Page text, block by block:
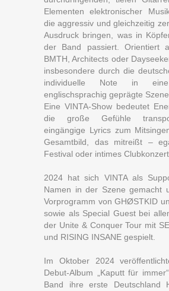
Elementen elektronischer
die aggressiv und gleichzeitig
Ausdruck bringen, was in
der Band passiert. Orientiert
BMTH, Architects oder
insbesondere durch die
individuelle Note in eine
englischsprachig geprägte Szene.
Eine VINTA-Show bedeutet
die große Gefühle
eingängige Lyrics zum
Gesamtbild, das mitreißt –
Festival oder intimes Clubkonzert.
2024 hat sich VINTA als
Namen in der Szene gemacht
Vorprogramm von GHØSTKID
sowie als Special Guest bei
der Unite & Conquer Tour mit
und RISING INSANE gespielt.
Im Oktober 2024
Debut-Album „Kaputt für
Band ihre erste Deutschland